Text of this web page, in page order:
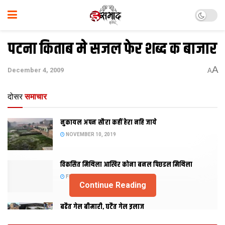
पटना किताब मे सजल फेर शब्द क बाजार
December 4, 2009 AA
दोसर समाचार
नुकायल अपन सौरा कहीं हेरा नहि जाये
NOVEMBER 10, 2019
विकसित मिथिला आखिर कोना बनल पिछडल मिथिला
FEBRUARY 23, 2019
बढैत गेल बीमारी, घटैत गेल इलाज
Continue Reading